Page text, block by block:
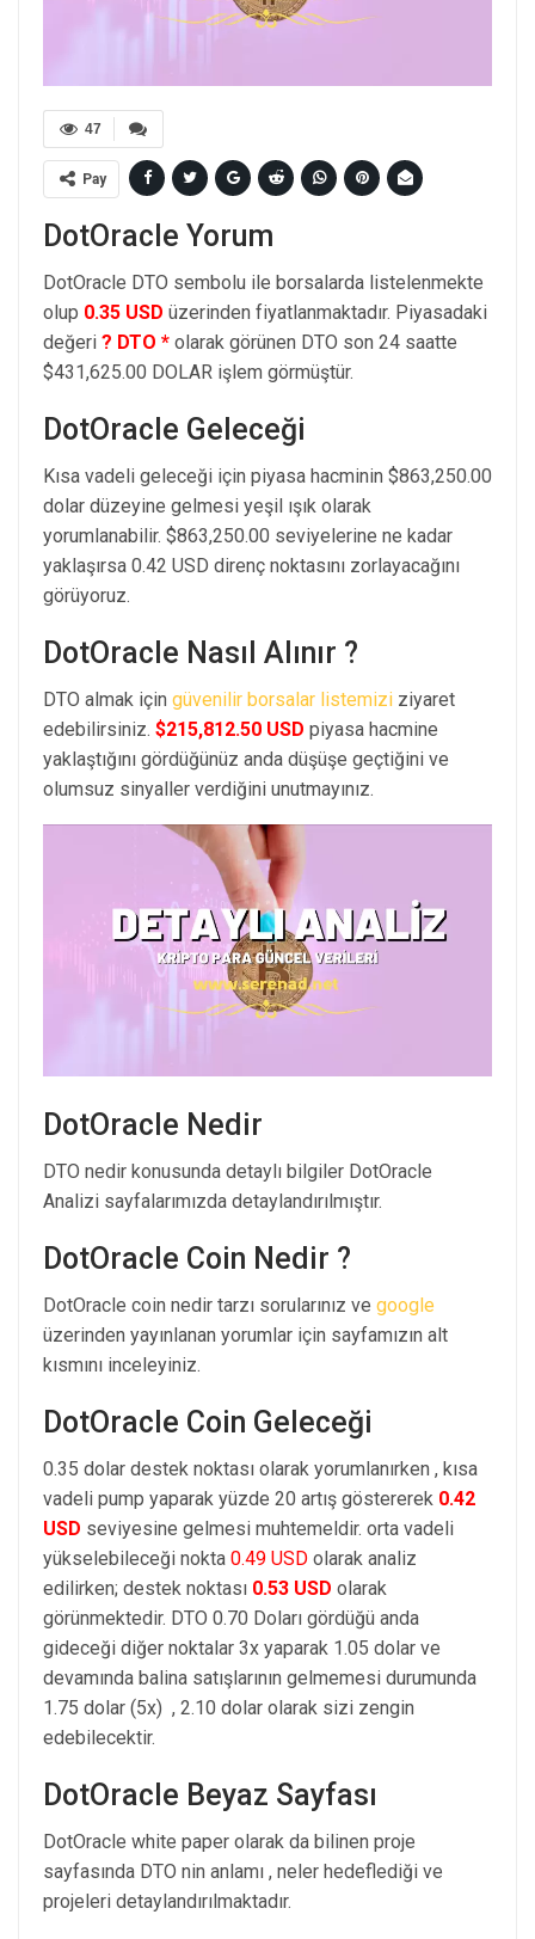
47
Pay
DotOracle Yorum
DotOracle DTO sembolu ile borsalarda listelenmekte
olup 0.35 USD üzerinden fiyatlanmaktadır. Piyasadaki
değeri ? DTO * olarak görünen DTO son 24 saatte
$431,625.00 DOLAR işlem görmüştür.
DotOracle Geleceği
Kısa vadeli geleceği için piyasa hacminin $863,250.00
dolar düzeyine gelmesi yeşil ışık olarak
yorumlanabilir. $863,250.00 seviyelerine ne kadar
yaklaşırsa 0.42 USD direnç noktasını zorlayacağını
görüyoruz.
DotOracle Nasıl Alınır ?
DTO almak için güvenilir borsalar listemizi ziyaret
edebilirsiniz. $215,812.50 USD piyasa hacmine
yaklaştığını gördüğünüz anda düşüşe geçtiğini ve
olumsuz sinyaller verdiğini unutmayınız.
DotOracle Nedir
DTO nedir konusunda detaylı bilgiler DotOracle
Analizi sayfalarımızda detaylandırılmıştır.
DotOracle Coin Nedir ?
DotOracle coin nedir tarzı sorularınız ve google
üzerinden yayınlanan yorumlar için sayfamızın alt
kısmını inceleyiniz.
DotOracle Coin Geleceği
0.35 dolar destek noktası olarak yorumlanırken , kısa
vadeli pump yaparak yüzde 20 artış göstererek 0.42
USD seviyesine gelmesi muhtemeldir. orta vadeli
yükselebileceği nokta 0.49 USD olarak analiz
edilirken; destek noktası 0.53 USD olarak
görünmektedir. DTO 0.70 Doları gördüğü anda
gideceği diğer noktalar 3x yaparak 1.05 dolar ve
devamında balina satışlarının gelmemesi durumunda
1.75 dolar (5x) , 2.10 dolar olarak sizi zengin
edebilecektir.
DotOracle Beyaz Sayfası
DotOracle white paper olarak da bilinen proje
sayfasında DTO nin anlamı , neler hedeflediği ve
projeleri detaylandırılmaktadır.